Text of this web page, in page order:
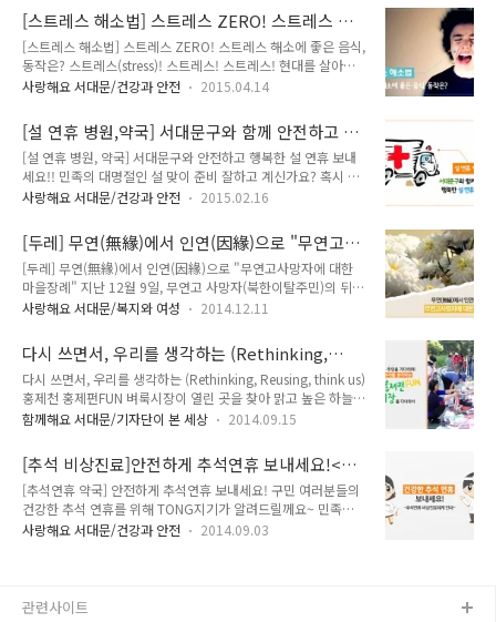
할인 [별관 30%] ※ 작은 장례실천 서약서 작성자 - 위치 : 서대
문구 연희로 272..
떻하지? 병원, 약국이 문은 열었을까? 이런 고민을 TONG지기
가 해결해 드릴게요. 서대문구는 구민들이 건강하고 안전하게 연
휴를 보낼 수 있도록 2016년 2월 6일(토)부터 2월10일(수)까지
5일간 비상진료체계를 운영합니다. 서대문보건소는 연휴기간
중 진료공백을 방지하기 위해 당직의료기관 및 휴일지킴이 약국
신병원 등 관내 2개 응급의료기관은 24시간 비상진료체계를 가
동, 응급환자 발생 시 신속..
[스트레스 해소법] 스트레스 ZERO! 스트레스 해
소에 좋은 음식, 동작은?
[스트레스 해소법] 스트레스 ZERO! 스트레스 해소에 좋은 음식,
동작은? 스트레스(stress)! 스트레스! 스트레스! 현대를 살아가
는 우리들의 주적! 바로 스트레스 아닐까요? 많은 사람들이 스트
요? 스트레스를 제대로 관리해야 건강을 찾을 수 있답니다. 지기
와 함께 스트레스 잡으러 출발해 볼까요~ 스트레스 해소에 좋은
음식 초콜릿 : 울적한 기분을 단시간에 UP! 매운 음식 : 담담증이
뻥 뚫린다! 차(茶) : 마음에 안정을 준다 호두, 아몬드 : 지친 마음
을 편안하게 우유 : 신경이 곤두설 때 최고! 바나나 : 긴장된 몸과
간 긴장시키고, 20초간 이완시키면서 춤을 내쉴 때 '편..
사랑해요 서대문/건강과 안전 2015.04.14
[설 연휴 병원,약국] 서대문구와 함께 안전하고 행
복한 설 연휴 보내세요!!
[설 연휴 병원, 약국] 서대문구와 안전하고 행복한 설 연휴 보내
세요!! 민족의 대명절인 설 맞이 준비 잘하고 계신가요? 혹시 설
연휴에 감기라도 걸리면 어떻하지..? 비상 상황이 생기면 어떻하
민들이 건강하고 안전하게 연휴를 보낼 수 있도록 2015년 2월
18일(수요일)부터 2월 22일(일요이)까지 5일간 비상진료대책
기간으로 설정하고 의료기관 및 약국과 협조하여 비상진료체계
를 가동합니다!! 일목요연하게 한눈에 정리 들어갑니다!! 2015
년 설 연휴 비상진료체계 운영 안내 설 연휴 기간 중 응급환자 발
들의 의료이용에 불편이 없도록 운영하고자 합니다. 운영기간 :
2015. 02. 1..
사랑해요 서대문/건강과 안전 2015.02.16
[두레] 무연(無緣)에서 인연(因緣)으로 "무연고사
망자에 대한 마을장례"
[두레] 무연(無緣)에서 인연(因緣)으로 "무연고사망자에 대한
마을장례" 지난 12월 9일, 무연고 사망자(북한이탈주민)의 뒤안
길, '또 하나의 가족 서대문구 마을장례지원단 '두레'가 배웅하였
신처리 업체에서 바로 화장하여 납골에 안치하는 기존의 절차대
신 마을장례지원단이 또 하나의 가족이 되어 장례서비스 제공 및
지역의 상주역할을 하게 되었습니다. 또한 무연고사망자 발생하
면 지정된 관내병원은 사망자를 안치하고, 사망자에 대한 무료
안치 및 장례서비스를 제공할 수 있는 추모공간을 지원하게 됩니
문구 마을장례지원] 무연고 사망자의 뒤안길 "또 하나의 가족"
서대문구 마을장례지원단 가 배웅합..
사랑해요 서대문/복지와 여성 2014.12.11
다시 쓰면서, 우리를 생각하는 (Rethinking,
Reusing, think us) 홍제천 홍제펀FUN 벼룩시
장이 열린 곳을 찾아
다시 쓰면서, 우리를 생각하는 (Rethinking, Reusing, think us)
홍제천 홍제펀FUN 벼룩시장이 열린 곳을 찾아 맑고 높은 하늘과
초가을 바람이 기분 좋게 느껴지는 토요일 오후(9월 13일) 1시
들어 세 번째 열린 벼룩시장이지요~^^ 서대문구 주민뿐만 아니
라 누구나 참여할 수 있는 벼룩시장 현장에 Tong이 함께 했답니
다~ 홍제천 홍제펀FUN 벼룩시장 “제 수명대로 살고 싶은 것은
사람이나 물건이나 마찬가지입니다. 오래오래 살리고 싶은 물건
을 가져오세요. 물건을 살리는, 살 분과 천생연분 맺어드립니
함께해요 서대문/기자단이 본 세상 2014.09.15
[추석 비상진료]안전하게 추석연휴 보내세요!<추
석연휴 비상진료체계 안내>
[추석연휴 약국] 안전하게 추석연휴 보내세요! 구민 여러분들의
건강한 추석 연휴를 위해 TONG지기가 알려드릴께요~ 민족의
대명절 추석!! 이번 추석은 대체공휴일을 지내시는 분들에게는
안전한 연휴를 보낼 수 있도록 추석 연휴를 비상진료대책 기간으
사랑해요 서대문/건강과 안전 2014.09.03
관련사이트